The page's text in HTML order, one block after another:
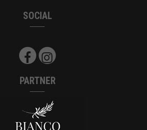
SOCIAL
PARTNER